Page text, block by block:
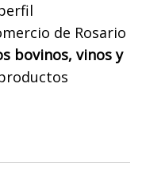
de Rosario
bovinos, vinos y